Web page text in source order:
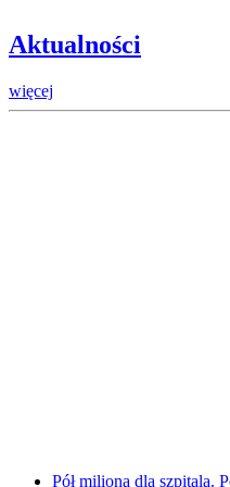
Aktualności
więcej
Pół miliona dla szpitala.